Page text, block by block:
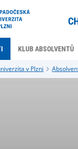
KLUB ABSOLVENTŮ
v Plzni